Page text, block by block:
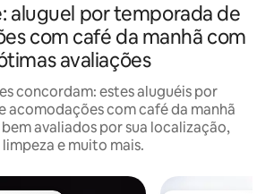
aluguel por temporada de
com café da manhã com
avaliações
concordam: estes aluguéis por
acomodações com café da manhã
avaliados por sua localização,
limpeza e muito mais.